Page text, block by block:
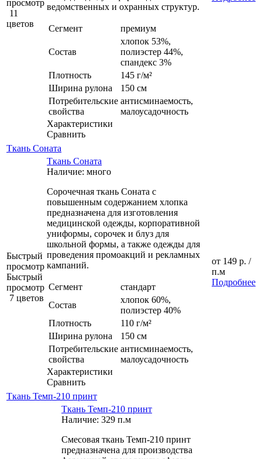
просмотр
11
цветов
ведомственных и охранных структур.
Сегмент премиум
Состав
хлопок 53%,
полиэстер 44%,
спандекс 3%
Плотность
145 г/м²
Ширина рулона
150 см
Потребительские
свойства
антисминаемость,
малоусадочность
Характеристики
Сравнить
Ткань Соната
Быстрый
просмотр
Быстрый
просмотр
7 цветов
Ткань Соната
Наличие: много
Сорочечная ткань Соната с
повышенным содержанием хлопка
предназначена для изготовления
медицинской одежды, корпоративной
униформы, сорочек и блуз для
школьной формы, а также одежды для
проведения промоакций и рекламных
кампаний.
Сегмент
стандарт
Состав
хлопок 60%,
полиэстер 40%
Плотность
110 г/м²
Ширина рулона
150 см
Потребительские
свойства
антисминаемость,
малоусадочность
Характеристики
Сравнить
от 149 р. /
п.м
Подробнее
Ткань Темп-210 принт
Ткань Темп-210 принт
Наличие: 329 п.м
Смесовая ткань Темп-210 принт
предназначена для производства